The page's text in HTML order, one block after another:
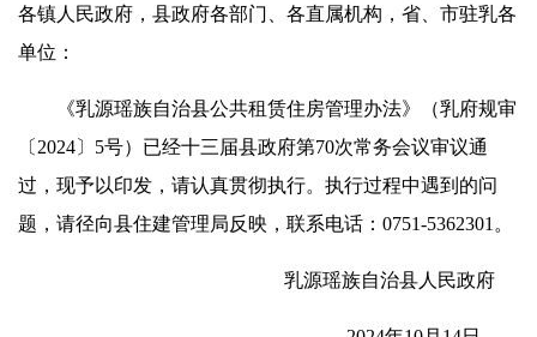
各镇人民政府，县政府各部门、各直属机构，省、市驻乳各
单位：
《乳源瑶族自治县公共租赁住房管理办法》（乳府规审
〔2024〕5号）已经十三届县政府第70次常务会议审议通
过，现予以印发，请认真贯彻执行。执行过程中遇到的问
题，请径向县住建管理局反映，联系电话：0751-5362301。
乳源瑶族自治县人民政府